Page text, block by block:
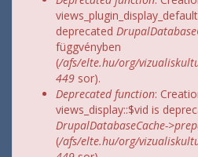
deprecated
függvényben
(/afs/elte.hu/org/
449 sor).
Deprecated function:
views_display::$vid is
DrupalDatabaseCache-
(/afs/elte.hu/org/